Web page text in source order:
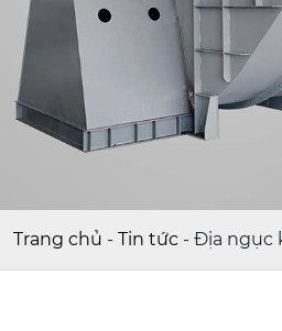
Trang chủ - Tin tức - Địa ngục